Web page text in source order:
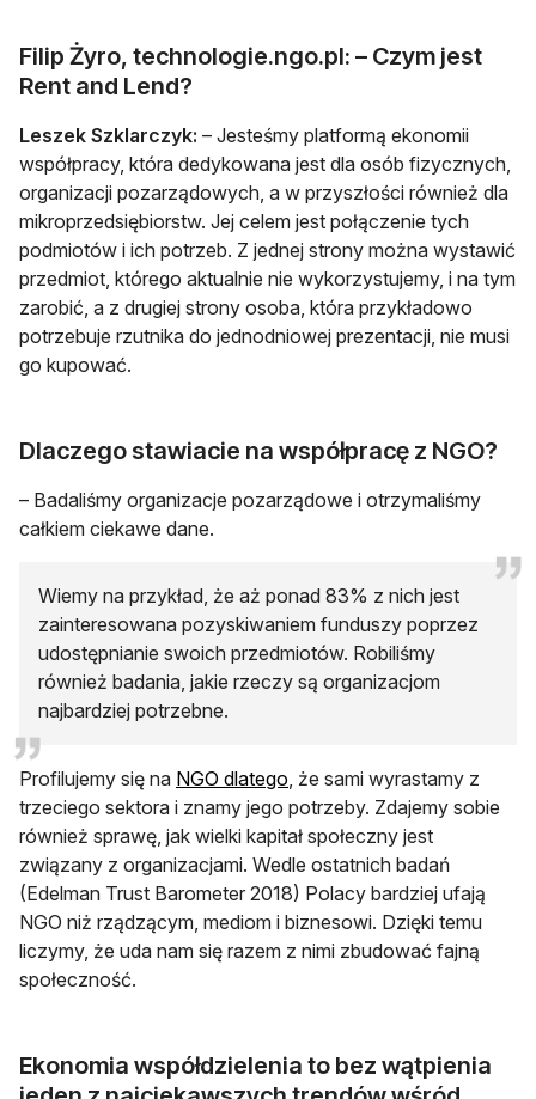
Filip Żyro, technologie.ngo.pl: – Czym jest
Rent and Lend?
Leszek Szklarczyk: – Jesteśmy platformą ekonomii
współpracy, która dedykowana jest dla osób fizycznych,
organizacji pozarządowych, a w przyszłości również dla
mikroprzedsiębiorstw. Jej celem jest połączenie tych
podmiotów i ich potrzeb. Z jednej strony można wystawić
przedmiot, którego aktualnie nie wykorzystujemy, i na tym
zarobić, a z drugiej strony osoba, która przykładowo
potrzebuje rzutnika do jednodniowej prezentacji, nie musi
go kupować.
Dlaczego stawiacie na współpracę z NGO?
– Badaliśmy organizacje pozarządowe i otrzymaliśmy
całkiem ciekawe dane.
Wiemy na przykład, że aż ponad 83% z nich jest
zainteresowana pozyskiwaniem funduszy poprzez
udostępnianie swoich przedmiotów. Robiliśmy
również badania, jakie rzeczy są organizacjom
najbardziej potrzebne.
Profilujemy się na NGO dlatego otwiera się w nowej karcie
, że sami wyrastamy z
trzeciego sektora i znamy jego potrzeby. Zdajemy sobie
również sprawę, jak wielki kapitał społeczny jest
związany z organizacjami. Wedle ostatnich badań
(Edelman Trust Barometer 2018) Polacy bardziej ufają
NGO niż rządzącym, mediom i biznesowi. Dzięki temu
liczymy, że uda nam się razem z nimi zbudować fajną
społeczność.
Ekonomia współdzielenia to bez wątpienia